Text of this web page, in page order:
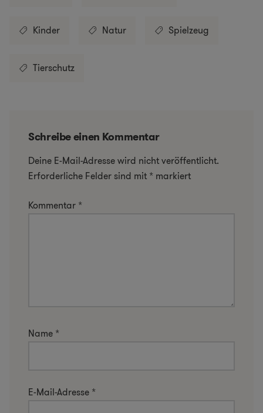
Kinder Natur Spielzeug
Tierschutz
Schreibe einen Kommentar
Deine E-Mail-Adresse wird nicht veröffentlicht.
Erforderliche Felder sind mit * markiert
Kommentar *
Name *
E-Mail-Adresse *